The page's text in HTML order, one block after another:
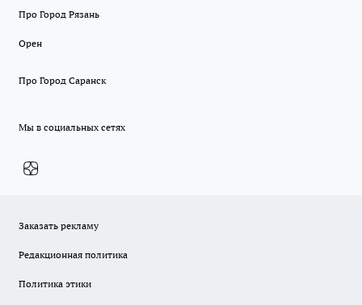
Про Город Рязань
Орен
Про Город Саранск
Мы в социальных сетях
Заказать рекламу
Редакционная политика
Политика этики